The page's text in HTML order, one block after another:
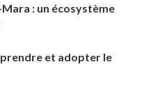
: un écosystème
et adopter le